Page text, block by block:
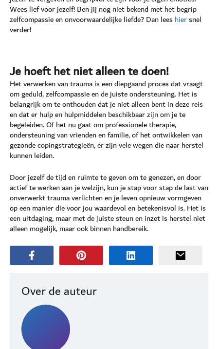
Wees lief voor jezelf! Ben jij nog niet bekend met het begrip
zelfcompassie en onvoorwaardelijke liefde? Dan leeshiersnel
verder!
Je hoeft het niet alleen te doen!
Het verwerken van trauma is een diepgaand proces dat vraagt
om geduld, zelfcompassie en de juiste ondersteuning. Het is
belangrijk om te onthouden dat je niet alleen bent in deze reis
en dat er hulp en hulpmiddelen beschikbaar zijn om je te
begeleiden. Of het nu gaat om professionele therapie,
ondersteuning van vrienden en familie, of het ontwikkelen van
gezonde copingstrategieën, er zijn vele wegen die naar herstel
kunnen leiden.
Door jezelf de tijd en ruimte te geven om te genezen, en door
actief te werken aan je welzijn, kun je stap voor stap de last van
onverwerkt trauma verlichten en je leven opnieuw vormgeven
op een manier die voor jou waardevol en betekenisvol is. Het is
een uitdaging, maar met de juiste steun en inzet is herstel niet
alleen mogelijk, maar ook binnen handbereik.
Over de auteur